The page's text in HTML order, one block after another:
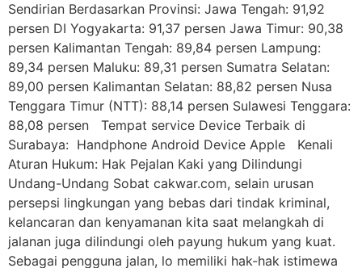
Sendirian Berdasarkan Provinsi: Jawa Tengah: 91,92
persen DI Yogyakarta: 91,37 persen Jawa Timur: 90,38
persen Kalimantan Tengah: 89,84 persen Lampung:
89,34 persen Maluku: 89,31 persen Sumatra Selatan:
89,00 persen Kalimantan Selatan: 88,82 persen Nusa
Tenggara Timur (NTT): 88,14 persen Sulawesi Tenggara:
88,08 persen Tempat service Device Terbaik di
Surabaya: Handphone Android Device Apple Kenali
Aturan Hukum: Hak Pejalan Kaki yang Dilindungi
Undang-Undang Sobat cakwar.com, selain urusan
persepsi lingkungan yang bebas dari tindak kriminal,
kelancaran dan kenyamanan kita saat melangkah di
jalanan juga dilindungi oleh payung hukum yang kuat.
Sebagai pengguna jalan, lo memiliki hak-hak istimewa